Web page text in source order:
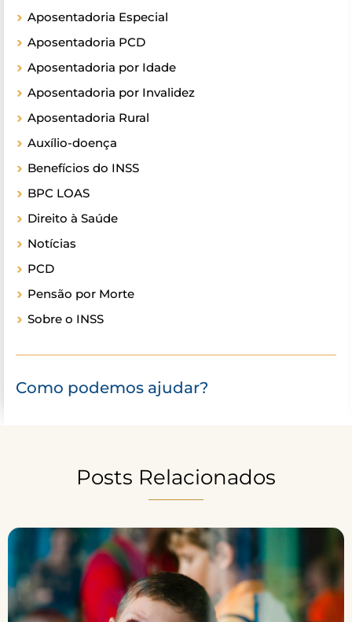
Aposentadoria Especial
Aposentadoria PCD
Aposentadoria por Idade
Aposentadoria por Invalidez
Aposentadoria Rural
Auxílio-doença
Benefícios do INSS
BPC LOAS
Direito à Saúde
Notícias
PCD
Pensão por Morte
Sobre o INSS
Como podemos ajudar?
Posts Relacionados